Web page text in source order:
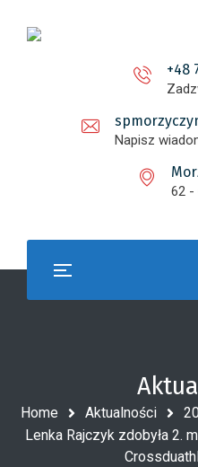
+48
Napisz
62 -
Home Aktualności
Lenka Rajczyk zdobyła 2.